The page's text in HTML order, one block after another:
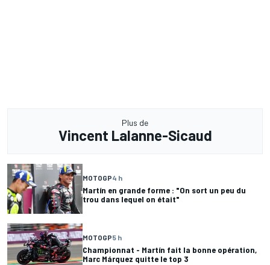
Plus de
Vincent Lalanne-Sicaud
MOTOGP4 h
Martín en grande forme : "On sort un peu du
trou dans lequel on était"
MOTOGP5 h
Championnat - Martín fait la bonne opération,
Marc Márquez quitte le top 3